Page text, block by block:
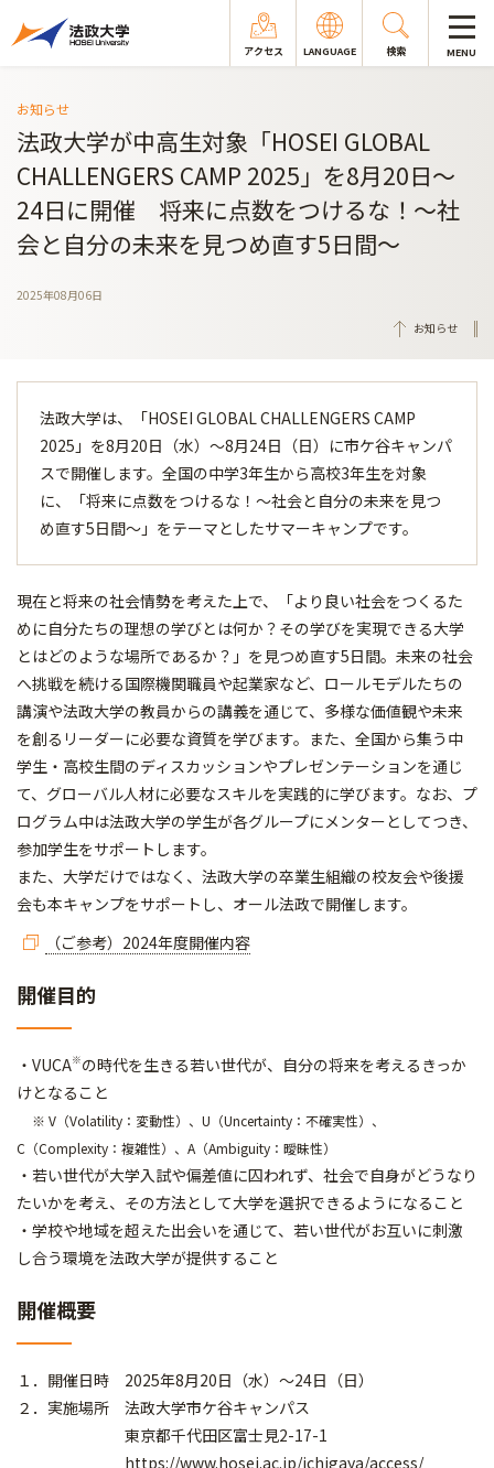
アクセス LANGUAGE 検索 MENU
お知らせ
法政大学が中高生対象「HOSEI GLOBAL
CHALLENGERS CAMP 2025」を8月20日～
24日に開催 将来に点数をつけるな！～社
会と自分の未来を見つめ直す5日間～
2025年08月06日
お知らせ
法政大学は、「HOSEI GLOBAL CHALLENGERS CAMP
2025」を8月20日（水）～8月24日（日）に市ケ谷キャンパ
スで開催します。全国の中学3年生から高校3年生を対象
に、「将来に点数をつけるな！～社会と自分の未来を見つ
め直す5日間～」をテーマとしたサマーキャンプです。
現在と将来の社会情勢を考えた上で、「より良い社会をつくるた
めに自分たちの理想の学びとは何か？その学びを実現できる大学
とはどのような場所であるか？」を見つめ直す5日間。未来の社会
へ挑戦を続ける国際機関職員や起業家など、ロールモデルたちの
講演や法政大学の教員からの講義を通じて、多様な価値観や未来
を創るリーダーに必要な資質を学びます。また、全国から集う中
学生・高校生間のディスカッションやプレゼンテーションを通じ
て、グローバル人材に必要なスキルを実践的に学びます。なお、プ
ログラム中は法政大学の学生が各グループにメンターとしてつき、
参加学生をサポートします。
また、大学だけではなく、法政大学の卒業生組織の校友会や後援
会も本キャンプをサポートし、オール法政で開催します。
（ご参考）2024年度開催内容
開催目的
・VUCA※の時代を生きる若い世代が、自分の将来を考えるきっか
けとなること
※ V（Volatility：変動性）、U（Uncertainty：不確実性）、
C（Complexity：複雑性）、A（Ambiguity：曖昧性）
・若い世代が大学入試や偏差値に囚われず、社会で自身がどうなり
たいかを考え、その方法として大学を選択できるようになること
・学校や地域を超えた出会いを通じて、若い世代がお互いに刺激
し合う環境を法政大学が提供すること
開催概要
１．開催日時 2025年8月20日（水）～24日（日）
２．実施場所 法政大学市ケ谷キャンパス
東京都千代田区富士見2-17-1
https://www.hosei.ac.jp/ichigaya/access/